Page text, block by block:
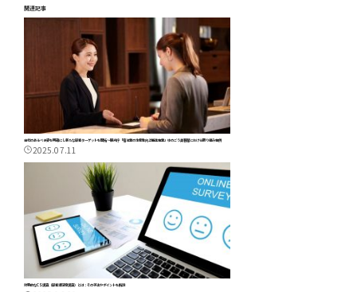
関連記事
自社のあるべき姿を明確にし新たな顧客ターゲットを開拓～観光庁「宿泊業の生産性向上推進事業」ゆのごう美春閣における取り組み事例
2025.07.11
効果的なCS調査（顧客満足度調査）とは：その手法やポイントを解説